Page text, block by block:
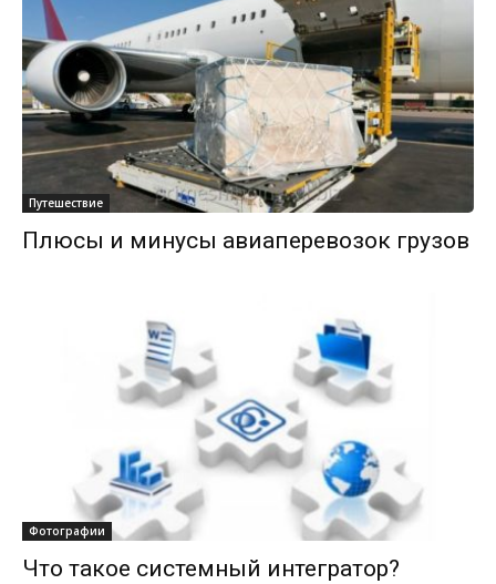
Путешествие
Плюсы и минусы авиаперевозок грузов
Фотографии
Что такое системный интегратор?